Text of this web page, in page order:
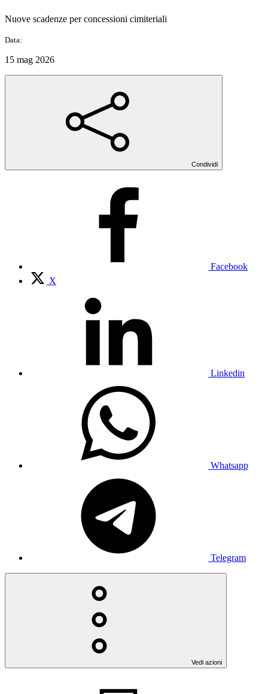
Nuove scadenze per concessioni cimiteriali
Data:
15 mag 2026
Condividi
Facebook
X
Linkedin
Whatsapp
Telegram
Vedi azioni